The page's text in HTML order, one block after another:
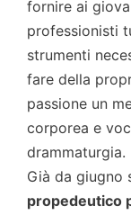
fornire ai
professionisti
strumenti
fare della
passione un
corporea e
drammaturgia.
Già da giugno
propedeutico